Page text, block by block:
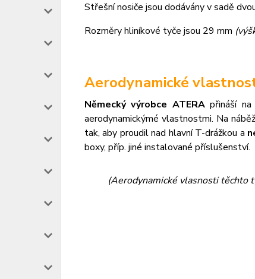
Střešní nosiče jsou dodávány v sadě
Rozměry hliníkové tyče jsou 29 mm
Aerodynamické
Německý výrobce ATERApřináší na
aerodynamickýmé vlastnostmi. Na
tak, aby proudil nad hlavní T-drážkou a
boxy, příp. jiné instalované příslušenství.
(Aerodynamické vlasnosti těchto